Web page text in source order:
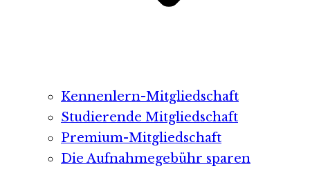
Kennenlern-Mitgliedschaft
Studierende Mitgliedschaft
Premium-Mitgliedschaft
Die Aufnahmegebühr sparen